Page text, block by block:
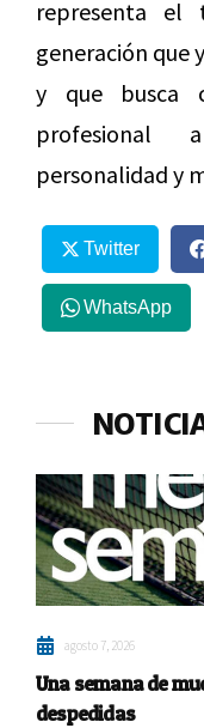
representa el
generación que
y que busca
profesional
personalidad y
Twitter
WhatsApp
agosto 7, 2026
Una semana de
despedidas